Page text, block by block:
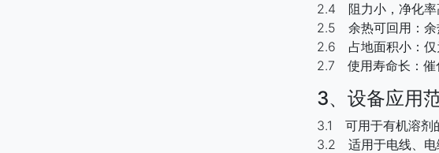
2.4 阻力小，净化率
2.5 余热可回用：余
2.6 占地面积小：仅
2.7 使用寿命长：催
3、设备应用
3.1 可用于有机溶剂
3.2 适用于电线、电